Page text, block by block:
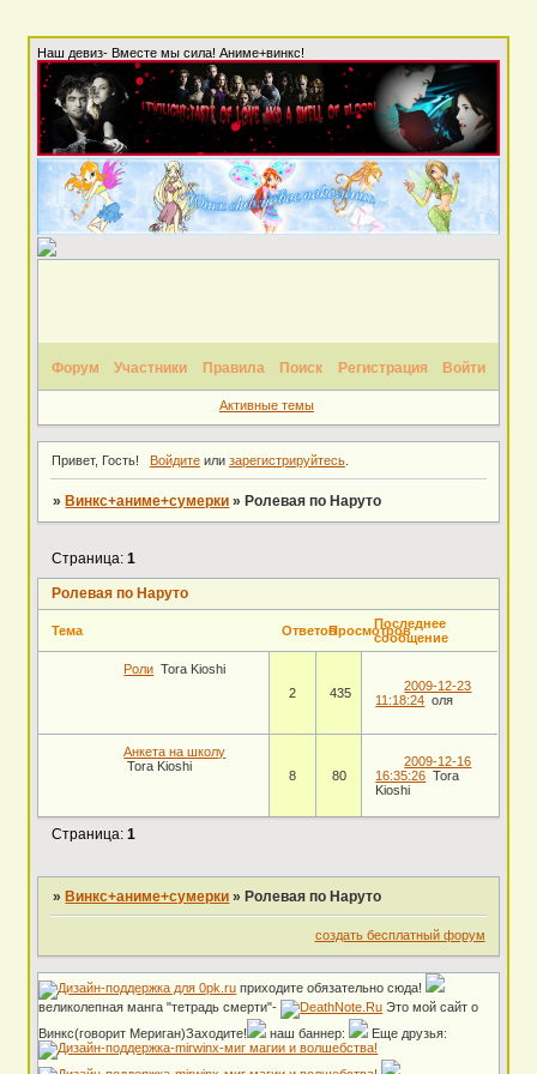
Наш девиз- Вместе мы сила! Аниме+винкс!
Форум Участники Правила Поиск Регистрация Войти
Активные темы
Привет, Гость! Войдитеили зарегистрируйтесь.
» Винкс+аниме+сумерки » Ролевая по Наруто
Ролевая по Наруто
Страница:1
Тема ОтветовПросмотровПоследнее
сообщение
Роли Tora Kioshi
2
435
2009-12-23
11:18:24 оля
Анкета на школу
Tora Kioshi
8 80
2009-12-16
16:35:26 Tora
Kioshi
Страница:1
» Винкс+аниме+сумерки » Ролевая по Наруто
создать бесплатный форум
приходите обязательно сюда!
великолепная манга "тетрадь смерти"-
Это мой сайт о
Винкс(говорит Мериган)Заходите!
наш баннер: Еще друзья: